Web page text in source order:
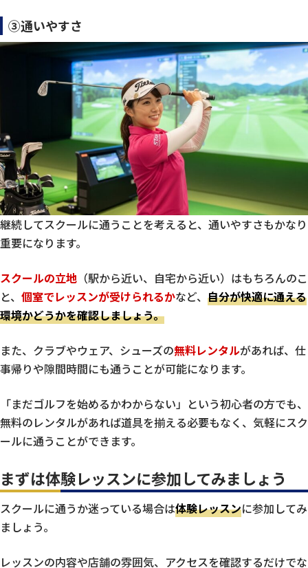
③通いやすさ
継続してスクールに通うことを考えると、通いやすさもかなり
重要になります。
スクールの立地 （駅から近い、自宅から近い）はもちろんのこ
と、 個室でレッスンが受けられるかなど、 自分が快適に通える
環境かどうかを確認しましょう。
また、クラブやウェア、シューズの無料レンタルがあれば、仕
事帰りや隙間時間にも通うことが可能になります。
「まだゴルフを始めるかわからない」という初心者の方でも、
無料のレンタルがあれば道具を揃える必要もなく、気軽にスク
ールに通うことができます。
まずは体験レッスンに参加してみましょう
スクールに通うか迷っている場合は体験レッスンに参加してみ
ましょう。
レッスンの内容や店舗の雰囲気、アクセスを確認するだけでな